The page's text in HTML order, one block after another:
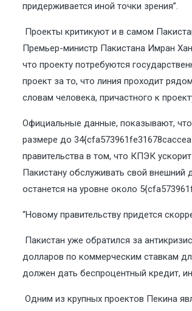
придерживается иной точки зрения”.
Проекты критикуют и в самом
Премьер-министр Пакистана Имран
что проекту потребуются
проект за то, что линия проходит
словам человека, причастного к
Официальные данные, показывают, что
размере до
правительства в том, что КПЭК
Пакистану обслуживать свой
останется на уровне около
“Новому правительству придется
Пакистан уже обратился за
долларов по коммерческим ставкам
должен дать беспроцентный кредит,
Одним из крупных проектов Пекина